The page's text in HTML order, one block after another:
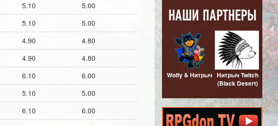
5.10
5.00
5.10
5.00
4.90
4.80
4.90
4.80
6.10
6.00
5.10
5.00
6.10
6.00
НАШИ ПАРТНЕРЫ
Просто Wolfy
xMantissx
Wolfy & Нитрыч Нитрыч Twitch
(Black Desert)